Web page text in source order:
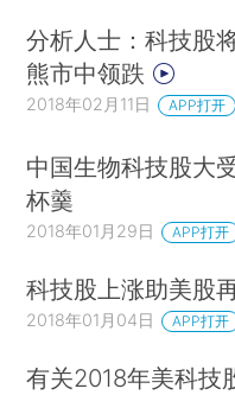
分析人士：科技股
熊市中领跌
2018年02月11日 APP打开
中国生物科技股大
杯羹
2018年01月29日 APP打开
科技股上涨助美股
2018年01月04日 APP打开
有关2018年美科技